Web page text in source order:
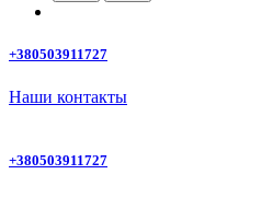
+380503911727
Наши контакты
+380503911727